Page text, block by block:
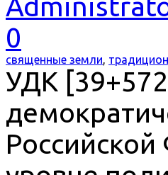
0
священные земли,
УДК